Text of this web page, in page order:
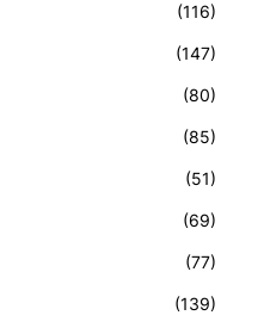
(116)
(147)
(80)
(85)
(51)
(69)
(77)
(139)